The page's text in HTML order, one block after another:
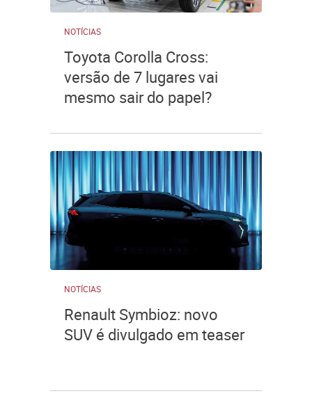
NOTÍCIAS
Toyota Corolla Cross:
versão de 7 lugares vai
mesmo sair do papel?
NOTÍCIAS
Renault Symbioz: novo
SUV é divulgado em teaser